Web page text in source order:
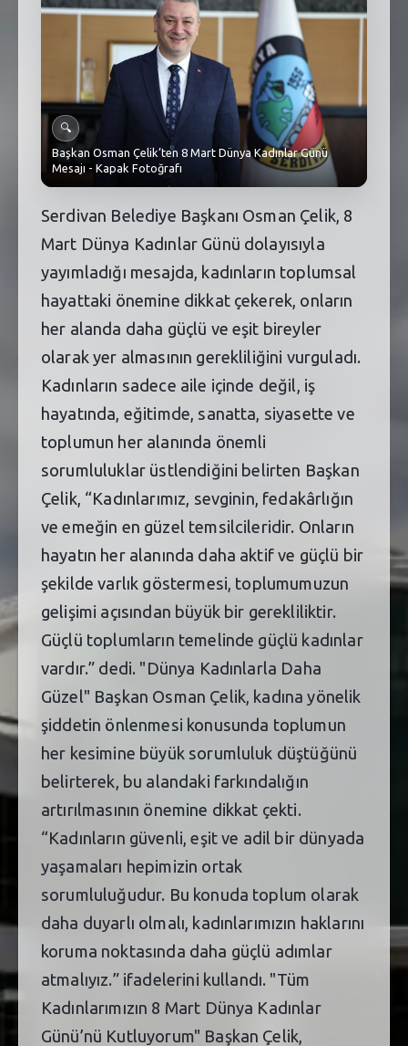
🔍
Başkan Osman Çelik’ten 8 Mart Dünya Kadınlar Günü
Mesajı - Kapak Fotoğrafı
Serdivan Belediye Başkanı Osman Çelik, 8
Mart Dünya Kadınlar Günü dolayısıyla
yayımladığı mesajda, kadınların toplumsal
hayattaki önemine dikkat çekerek, onların
her alanda daha güçlü ve eşit bireyler
olarak yer almasının gerekliliğini vurguladı.
Kadınların sadece aile içinde değil, iş
hayatında, eğitimde, sanatta, siyasette ve
toplumun her alanında önemli
sorumluluklar üstlendiğini belirten Başkan
Çelik, “Kadınlarımız, sevginin, fedakârlığın
ve emeğin en güzel temsilcileridir. Onların
hayatın her alanında daha aktif ve güçlü bir
şekilde varlık göstermesi, toplumumuzun
gelişimi açısından büyük bir gerekliliktir.
Güçlü toplumların temelinde güçlü kadınlar
vardır.” dedi. "Dünya Kadınlarla Daha
Güzel" Başkan Osman Çelik, kadına yönelik
şiddetin önlenmesi konusunda toplumun
her kesimine büyük sorumluluk düştüğünü
belirterek, bu alandaki farkındalığın
artırılmasının önemine dikkat çekti.
“Kadınların güvenli, eşit ve adil bir dünyada
yaşamaları hepimizin ortak
sorumluluğudur. Bu konuda toplum olarak
daha duyarlı olmalı, kadınlarımızın haklarını
koruma noktasında daha güçlü adımlar
atmalıyız.” ifadelerini kullandı. "Tüm
Kadınlarımızın 8 Mart Dünya Kadınlar
Günü’nü Kutluyorum" Başkan Çelik,
SEBİK
E NÖBETÇI ECZANELER
SABSIS - AFET
TRAFIKPARK
PARKLAR
PAZAR YERLERI
ATIK YÖNETIM
PLANETARYUM